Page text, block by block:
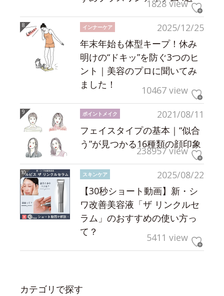
1828 view
2025/12/25
インナーケア
年末年始も体型キープ！休み
明けの“ドキッ”を防ぐ3つのヒ
ント｜美容のプロに聞いてみ
ました！
10467 view
2021/08/11
ポイントメイク
フェイスタイプの基本｜“似合
う”が見つかる16種類の顔印象
238957 view
2025/08/22
スキンケア
【30秒ショート動画】新・シ
ワ改善美容液「ザ リンクルセ
ラム」のおすすめの使い方っ
て？
5411 view
カテゴリで探す